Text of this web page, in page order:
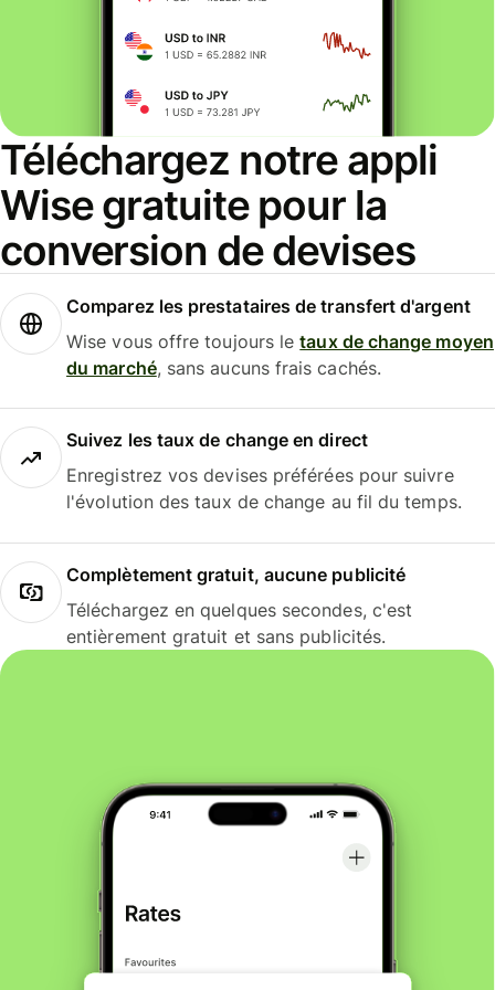
Téléchargez notre appli
Wise gratuite pour la
conversion de devises
Comparez les prestataires de transfert d'argent
Wise vous offre toujours letaux de change moyen
du marché, sans aucuns frais cachés.
Suivez les taux de change en direct
Enregistrez vos devises préférées pour suivre
l'évolution des taux de change au fil du temps.
Complètement gratuit, aucune publicité
Téléchargez en quelques secondes, c'est
entièrement gratuit et sans publicités.